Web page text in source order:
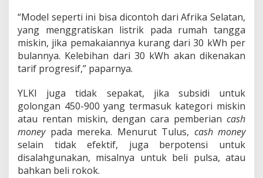
“Model seperti ini bisa dicontoh dari Afrika Selatan,
yang menggratiskan listrik pada rumah tangga
miskin, jika pemakaiannya kurang dari 30 kWh per
bulannya. Kelebihan dari 30 kWh akan dikenakan
tarif progresif,” paparnya.
YLKI juga tidak sepakat, jika subsidi untuk
golongan 450-900 yang termasuk kategori miskin
atau rentan miskin, dengan cara pemberian cash
moneypada mereka. Menurut Tulus, cash money
selain tidak efektif, juga berpotensi untuk
disalahgunakan, misalnya untuk beli pulsa, atau
bahkan beli rokok.